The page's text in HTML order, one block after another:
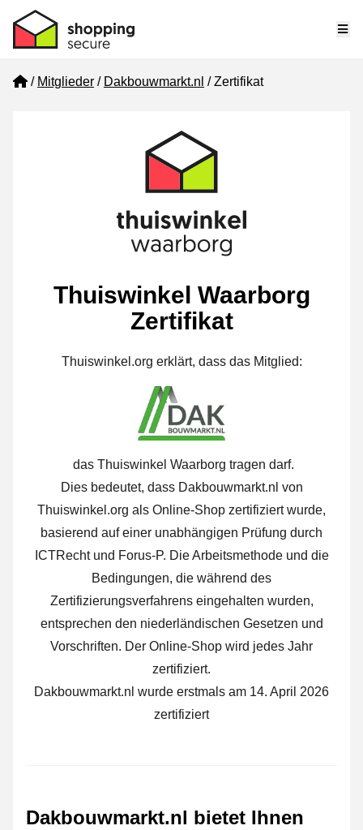
Home
Mitglieder Dakbouwmarkt.nl Zertifikat
Thuiswinkel Waarborg
Zertifikat
Thuiswinkel.org erklärt, dass das Mitglied:
das Thuiswinkel Waarborg tragen darf.
Dies bedeutet, dass Dakbouwmarkt.nl von
Thuiswinkel.org als Online-Shop zertifiziert wurde,
basierend auf einer unabhängigen Prüfung durch
ICTRecht und Forus-P. Die Arbeitsmethode und die
Bedingungen, die während des
Zertifizierungsverfahrens eingehalten wurden,
entsprechen den niederländischen Gesetzen und
Vorschriften. Der Online-Shop wird jedes Jahr
zertifiziert.
Dakbouwmarkt.nl wurde erstmals am 14. April 2026
zertifiziert
Dakbouwmarkt.nl bietet Ihnen